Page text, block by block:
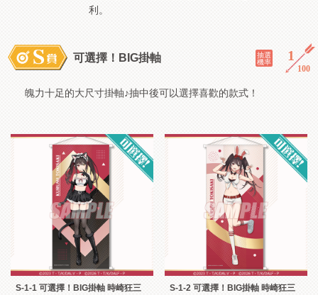
利。
可選擇！BIG掛軸
抽選
機率
1
／ 100
魄力十足的大尺寸掛軸♪抽中後可以選擇喜歡的款式！
S-1-1 可選擇！BIG掛軸 時崎狂三
S-1-2 可選擇！BIG掛軸 時崎狂三